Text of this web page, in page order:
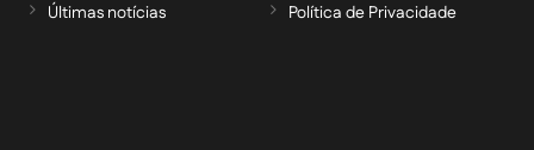
Últimas notícias
Política de Privacidade